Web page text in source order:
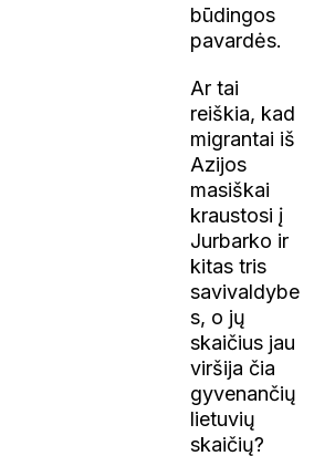
būdingos
pavardės.
Ar tai
reiškia, kad
migrantai iš
Azijos
masiškai
kraustosi į
Jurbarko ir
kitas tris
savivaldybe
s, o jų
skaičius jau
viršija čia
gyvenančių
lietuvių
skaičių?